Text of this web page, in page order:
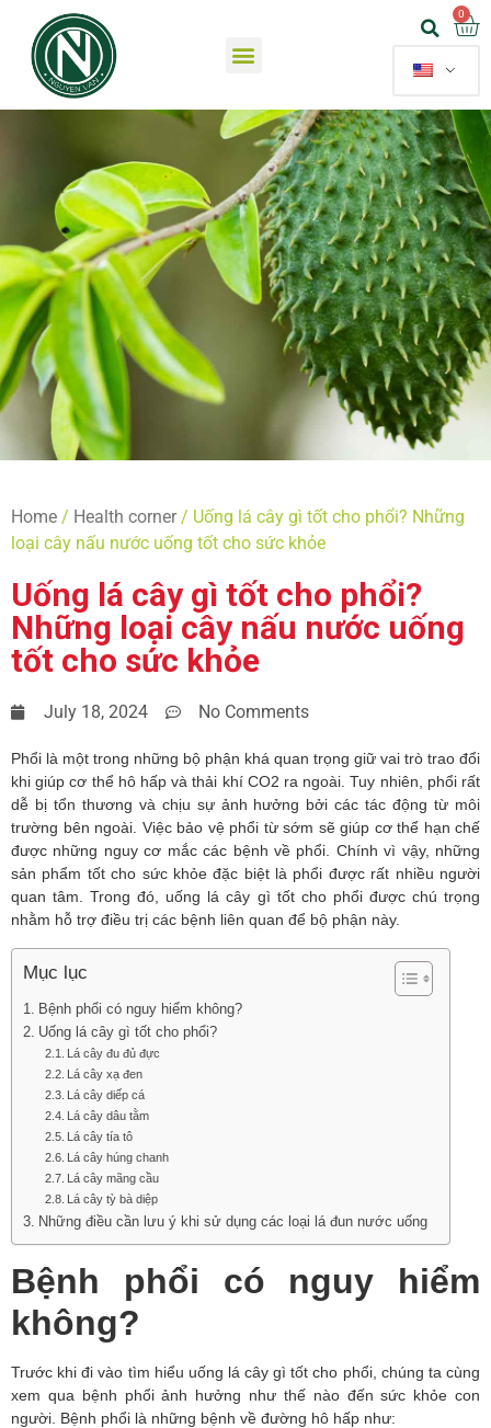
Home / Health corner/ Uống lá cây gì tốt cho phổi? Những
loại cây nấu nước uống tốt cho sức khỏe
Uống lá cây gì tốt cho phổi?
Những loại cây nấu nước uống
tốt cho sức khỏe
July 18, 2024 No Comments
Phổi là một trong những bộ phận khá quan trọng giữ vai trò trao đổi
khi giúp cơ thể hô hấp và thải khí CO2 ra ngoài. Tuy nhiên, phổi rất
dễ bị tổn thương và chịu sự ảnh hưởng bởi các tác động từ môi
trường bên ngoài. Việc bảo vệ phổi từ sớm sẽ giúp cơ thể hạn chế
được những nguy cơ mắc các bệnh về phổi. Chính vì vậy, những
sản phẩm tốt cho sức khỏe đặc biệt là phổi được rất nhiều người
quan tâm. Trong đó, uống lá cây gì tốt cho phổi được chú trọng
nhằm hỗ trợ điều trị các bệnh liên quan để bộ phận này.
Mục lục
Bệnh phổi có nguy hiểm không?
Uống lá cây gì tốt cho phổi?
Lá cây đu đủ đực
Lá cây xạ đen
Lá cây diếp cá
Lá cây dâu tằm
Lá cây tía tô
Lá cây húng chanh
Lá cây mãng cầu
Lá cây tỳ bà diệp
Những điều cần lưu ý khi sử dụng các loại lá đun nước uống
Bệnh phổi có nguy hiểm
không?
Trước khi đi vào tìm hiểu uống lá cây gì tốt cho phổi, chúng ta cùng
xem qua bệnh phổi ảnh hưởng như thế nào đến sức khỏe con
người. Bệnh phổi là những bệnh về đường hô hấp như: